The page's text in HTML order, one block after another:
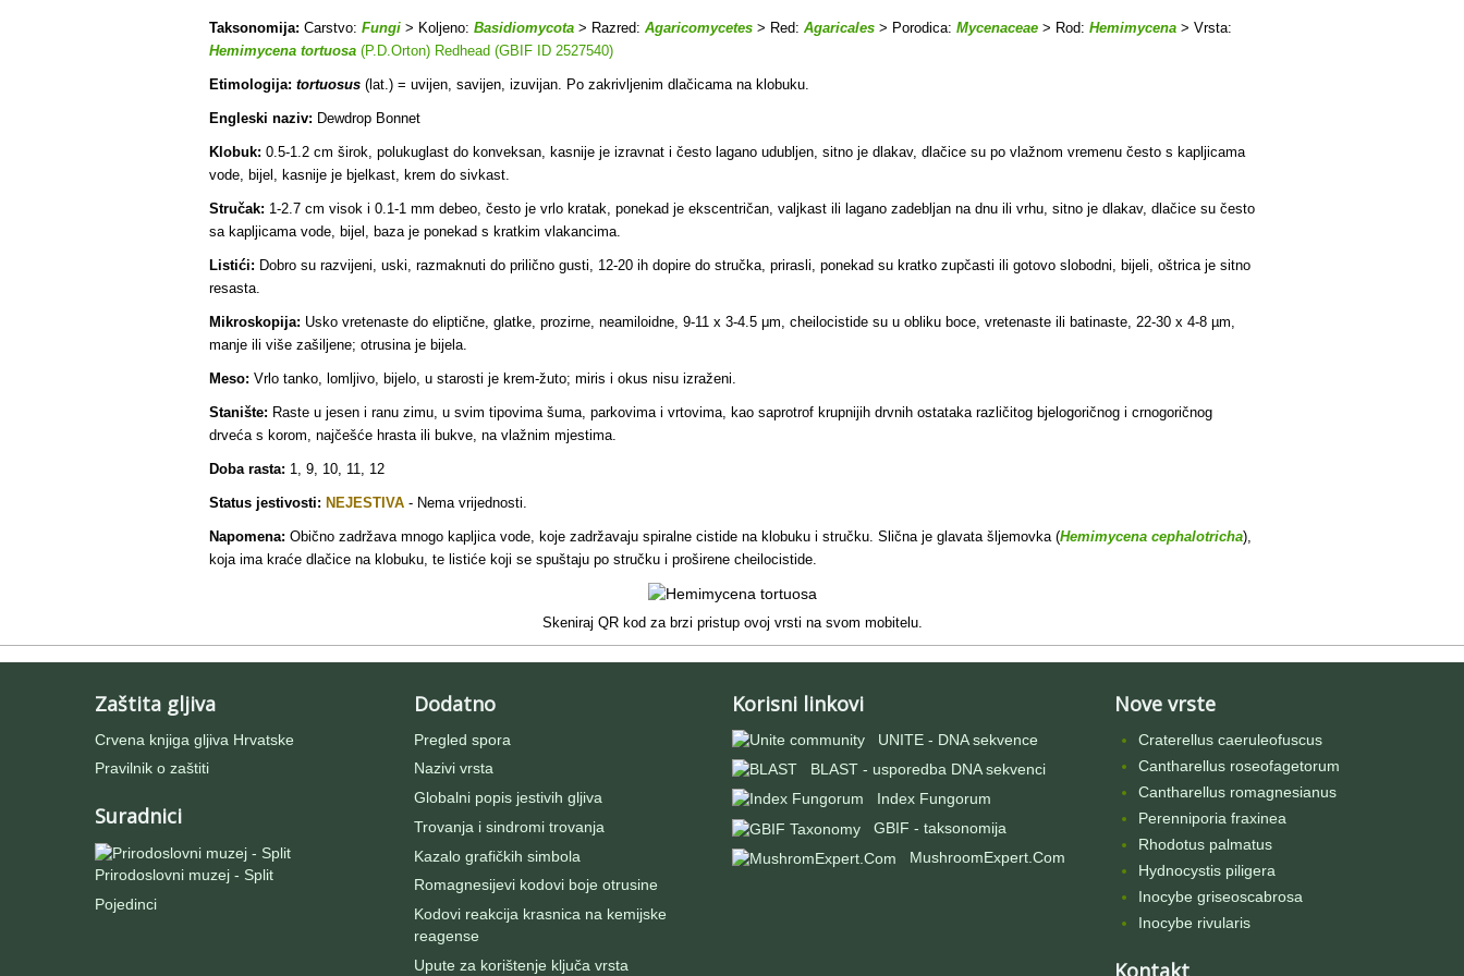
Taksonomija: Carstvo: Fungi > Koljeno: Basidiomycota > Razred: Agaricomycetes > Red: Agaricales > Porodica: Mycenaceae > Rod: Hemimycena > Vrsta:
Hemimycena tortuosa (P.D.Orton) Redhead (GBIF ID 2527540)
Etimologija: tortuosus (lat.) = uvijen, savijen, izuvijan. Po zakrivljenim dlačicama na klobuku.
Engleski naziv: Dewdrop Bonnet
Klobuk: 0.5-1.2 cm širok, polukuglast do konveksan, kasnije je izravnat i često lagano udubljen, sitno je dlakav, dlačice su po vlažnom vremenu često s kapljicama
vode, bijel, kasnije je bjelkast, krem ​​do sivkast.
Stručak: 1-2.7 cm visok i 0.1-1 mm debeo, često je vrlo kratak, ponekad je ekscentričan, valjkast ili lagano zadebljan na dnu ili vrhu, sitno je dlakav, dlačice su često
sa kapljicama vode, bijel, baza je ponekad s kratkim vlakancima.
Listići: Dobro su razvijeni, uski, razmaknuti do prilično gusti, 12-20 ih dopire do stručka, prirasli, ponekad su kratko zupčasti ili gotovo slobodni, bijeli, oštrica je sitno
resasta.
Mikroskopija: Usko vretenaste do eliptične, glatke, prozirne, neamiloidne, 9-11 x 3-4.5 μm, cheilocistide su u obliku boce, vretenaste ili batinaste, 22-30 x 4-8 µm,
manje ili više zašiljene; otrusina je bijela.
Meso: Vrlo tanko, lomljivo, bijelo, u starosti je krem-žuto; miris i okus nisu izraženi.
Stanište: Raste u jesen i ranu zimu, u svim tipovima šuma, parkovima i vrtovima, kao saprotrof krupnijih drvnih ostataka različitog bjelogoričnog i crnogoričnog
drveća s korom, najčešće hrasta ili bukve, na vlažnim mjestima.
Doba rasta: 1, 9, 10, 11, 12
Status jestivosti: NEJESTIVA - Nema vrijednosti.
Napomena: Obično zadržava mnogo kapljica vode, koje zadržavaju spiralne cistide na klobuku i stručku. Slična je glavata šljemovka (Hemimycena cephalotricha),
koja ima kraće dlačice na klobuku, te listiće koji se spuštaju po stručku i proširene cheilocistide.
Skeniraj QR kod za brzi pristup ovoj vrsti na svom mobitelu.
Zaštita gljiva
Crvena knjiga gljiva Hrvatske
Pravilnik o zaštiti
Suradnici
Prirodoslovni muzej - Split
Pojedinci
Dodatno
Pregled spora
Nazivi vrsta
Globalni popis jestivih gljiva
Trovanja i sindromi trovanja
Kazalo grafičkih simbola
Romagnesijevi kodovi boje otrusine
Kodovi reakcija krasnica na kemijske
reagense
Upute za korištenje ključa vrsta
Korisni linkovi
UNITE - DNA sekvence
BLAST - usporedba DNA sekvenci
Index Fungorum
GBIF - taksonomija
MushroomExpert.Com
Nove vrste
Craterellus caeruleofuscus
Cantharellus roseofagetorum
Cantharellus romagnesianus
Perenniporia fraxinea
Rhodotus palmatus
Hydnocystis piligera
Inocybe griseoscabrosa
Inocybe rivularis
Kontakt